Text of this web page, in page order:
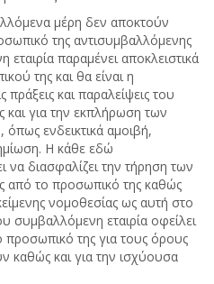
μέρη δεν αποκτούν
της αντισυμβαλλόμενης
εταιρία παραμένει αποκλειστικά
της και θα είναι η
πράξεις και παραλείψεις του
για την εκπλήρωση των
ενδεικτικά αμοιβή,
Η κάθε εδώ
να διασφαλίζει την τήρηση των
από το προσωπικό της καθώς
νομοθεσίας ως αυτή στο
συμβαλλόμενη εταιρία οφείλει
της για τους όρους
και για την ισχύουσα